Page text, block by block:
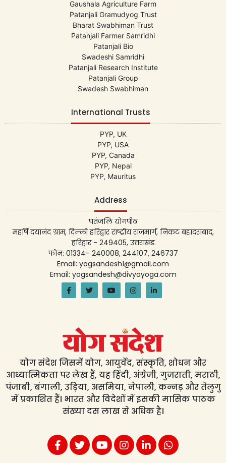
Gaushala Agriculture Farm
Patanjali Gramudyog Trust
Bharat Swabhiman Trust
Patanjali Farmer Samridhi
Patanjali Bio
Swadeshi Samridhi
Patanjali Research Institute
Patanjali Group
Swadesh Swabhiman
International Trusts
PYP, UK
PYP, USA
PYP, Canada
PYP, Nepal
PYP, Mauritus
Address
पतंजलि योगपीठ
महर्षि दयानंद ग्राम, दिल्ली हरिद्वार राष्ट्रीय राजमार्ग, निकट बहादराबाद,
हरिद्वार - 249405, उत्तराखंड
फोन: 01334- 240008, 244107, 246737
Email: yogsandesh1@gmail.com
Email: yogsandesh@divyayoga.com
योग संदेश जिसमें योग, आयुर्वेद, संस्कृति, शोधन और
आध्यात्मिकता पर लेख हैं, यह हिंदी, अंग्रेजी, गुजराती, मराठी,
पंजाबी, बंगाली, उड़िया, असमिया, नेपाली, कन्नड़ और तेलुगु
में प्रकाशित हैं। भारत और विदेशों में इसकी मासिक पाठक
संख्या दस लाख से अधिक है।